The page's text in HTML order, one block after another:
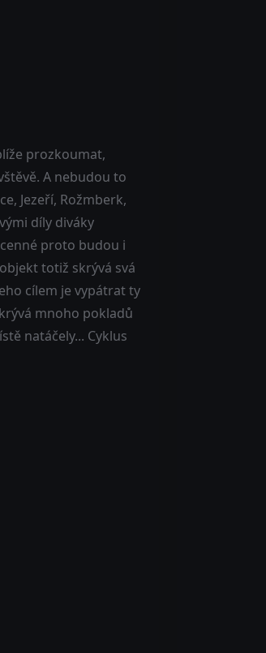
prozkoumat,
A nebudou to
Jezeří, Rožmberk,
díly diváky
proto budou i
totiž skrývá svá
cílem je vypátrat ty
mnoho pokladů
natáčely... Cyklus